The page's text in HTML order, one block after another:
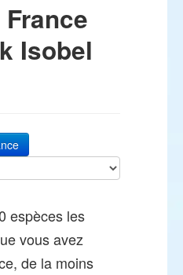
Isobel
espèces les
vous avez
de la moins